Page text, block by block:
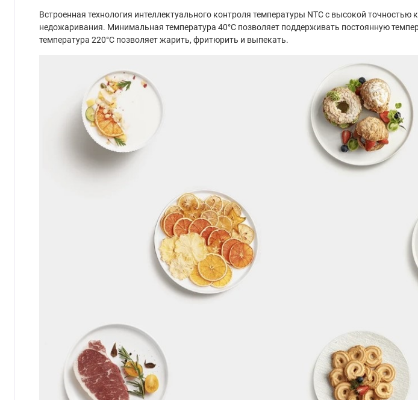
Встроенная технология интеллектуального контроля температуры NTC с высокой
недожаривания. Минимальная температура 40°C позволяет поддерживать постоянную
температура 220°C позволяет жарить, фритюрить и выпекать.